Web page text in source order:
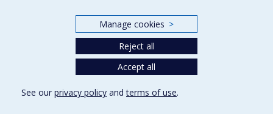
Donner à la Faculté de musiqueManage cookies >
Reject all
Accept all
See our privacy policy andterms of use.